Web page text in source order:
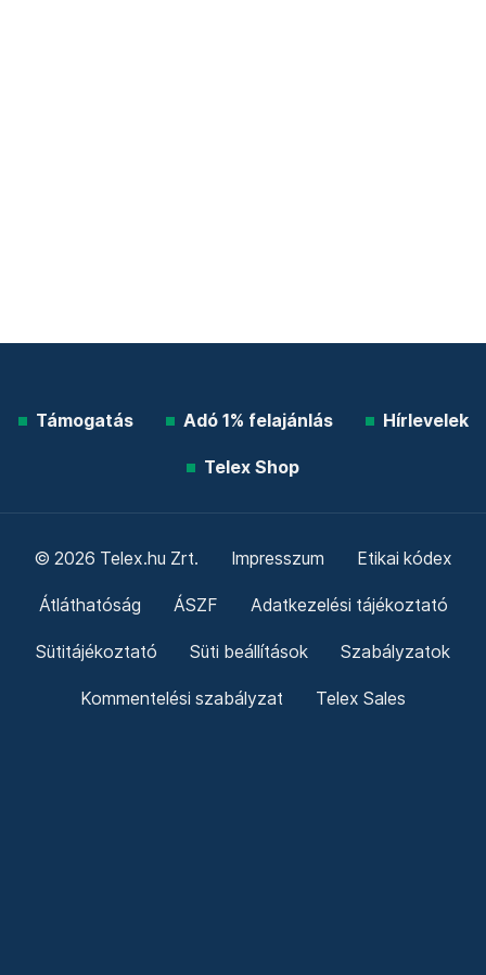
Támogatás Adó 1% felajánlás Hírlevelek
Telex Shop
© 2026 Telex.hu Zrt. Impresszum Etikai kódex
Átláthatóság ÁSZF Adatkezelési tájékoztató
Sütitájékoztató Süti beállítások Szabályzatok
Kommentelési szabályzat Telex Sales